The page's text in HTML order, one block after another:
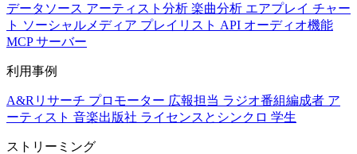
データソース アーティスト分析 楽曲分析 エアプレイ チャー
ト ソーシャルメディア プレイリスト API オーディオ機能
MCP サーバー
利用事例
A&Rリサーチ プロモーター 広報担当 ラジオ番組編成者 ア
ーティスト 音楽出版社 ライセンスとシンクロ 学生
ストリーミング